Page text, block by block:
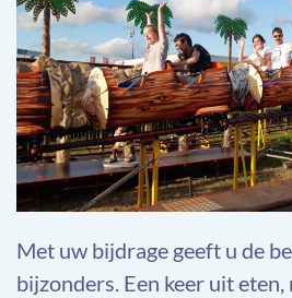
Met uw bijdrage geeft u de
bijzonders. Een keer uit